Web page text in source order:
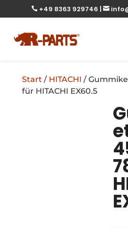
 +49 8363 929746 | 
Start / HITACHI /
für HITACHI EX60.5